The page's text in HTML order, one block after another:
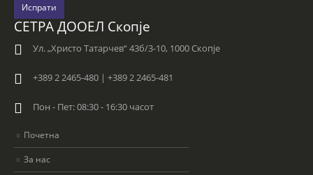
Испрати
СЕТРА ДООЕЛ Скопје
Ул. „Христо Татарчев“ 43б/3-10, 1000 Скопје
+389 2 2465-480 | +389 2 2465-481
Пон - Пет: 08:30 - 16:30 часот
Почетна
За нас